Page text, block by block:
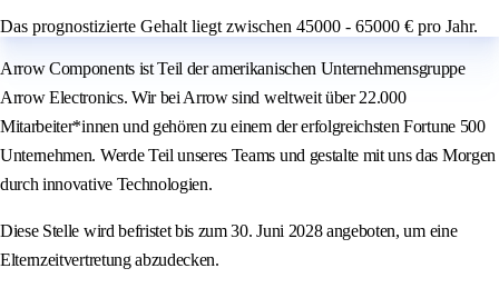
Das prognostizierte Gehalt liegt zwischen 45000 - 65000 € pro Jahr.
Arrow Components ist Teil der amerikanischen Unternehmensgruppe
Arrow Electronics. Wir bei Arrow sind weltweit über 22.000
Mitarbeiter*innen und gehören zu einem der erfolgreichsten Fortune 500
Unternehmen. Werde Teil unseres Teams und gestalte mit uns das Morgen
durch innovative Technologien.
Diese Stelle wird befristet bis zum 30. Juni 2028 angeboten, um eine
Elternzeitvertretung abzudecken.